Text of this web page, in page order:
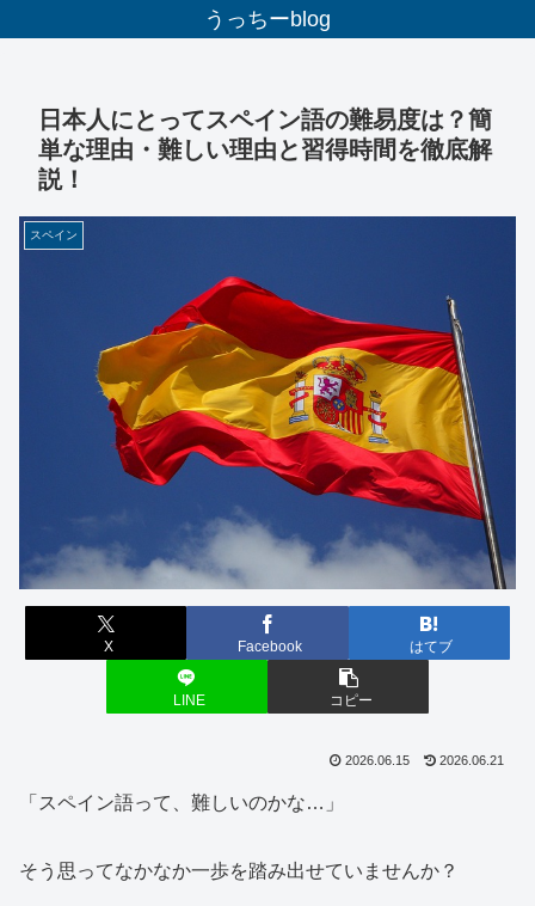
うっちーblog
日本人にとってスペイン語の難易度は？簡
単な理由・難しい理由と習得時間を徹底解
説！
スペイン
X Facebook はてブ
LINE コピー
2026.06.15 2026.06.21
「スペイン語って、難しいのかな…」
そう思ってなかなか一歩を踏み出せていませんか？